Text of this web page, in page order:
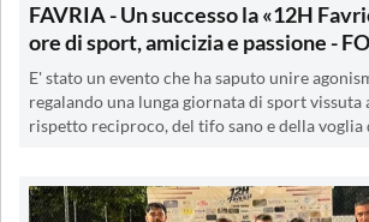
FAVRIA - Un successo la «12H
ore di sport, amicizia e passione -
E' stato un evento che ha saputo unire
regalando una lunga giornata di sport vissuta
rispetto reciproco, del tifo sano e della voglia